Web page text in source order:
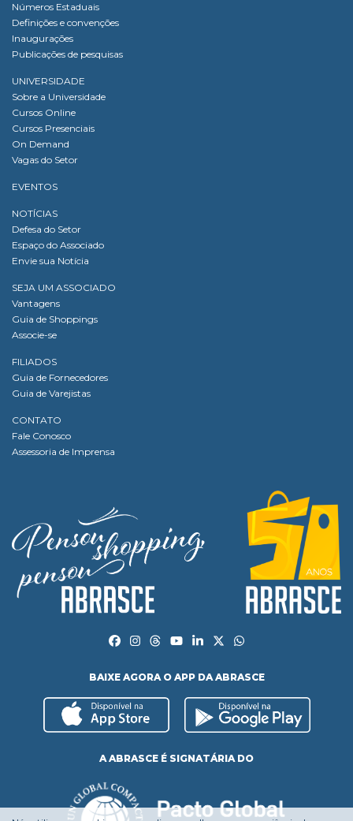
Números Estaduais
Definições e convenções
Inaugurações
Publicações de pesquisas
UNIVERSIDADE
Sobre a Universidade
Cursos Online
Cursos Presenciais
On Demand
Vagas do Setor
EVENTOS
NOTÍCIAS
Defesa do Setor
Espaço do Associado
Envie sua Notícia
SEJA UM ASSOCIADO
Vantagens
Guia de Shoppings
Associe-se
FILIADOS
Guia de Fornecedores
Guia de Varejistas
CONTATO
Fale Conosco
Assessoria de Imprensa
BAIXE AGORA O APP DA ABRASCE
A ABRASCE É SIGNATÁRIA DO